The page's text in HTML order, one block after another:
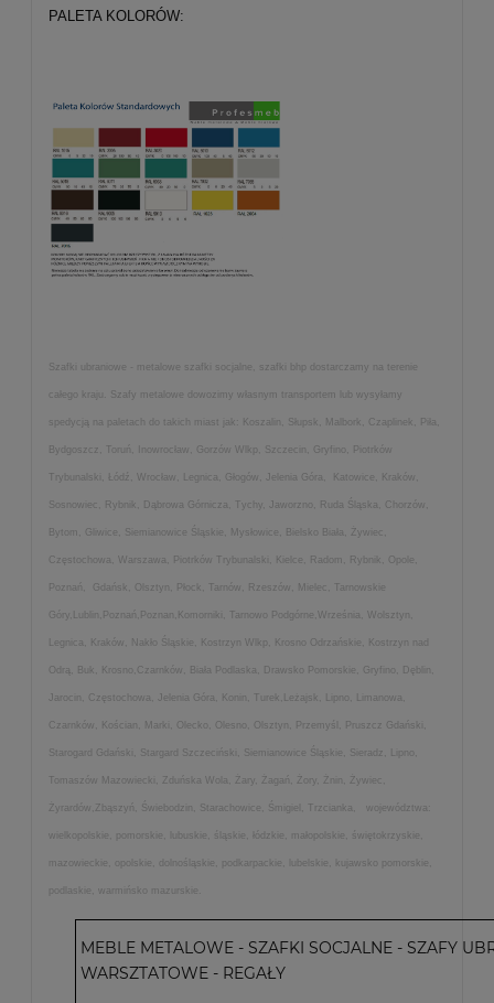
PALETA KOLORÓW:
Szafki ubraniowe - metalowe szafki socjalne, szafki bhp dostarczamy na terenie
całego kraju. Szafy metalowe dowozimy własnym transportem lub wysyłamy
spedycją na paletach do takich miast jak: Koszalin, Słupsk, Malbork, Czaplinek, Piła,
Bydgoszcz, Toruń, Inowrocław, Gorzów Wlkp, Szczecin, Gryfino, Piotrków
Trybunalski, Łódź, Wrocław, Legnica, Głogów, Jelenia Góra, Katowice, Kraków,
Sosnowiec, Rybnik, Dąbrowa Górnicza, Tychy, Jaworzno, Ruda Śląska, Chorzów,
Bytom, Gliwice, Siemianowice Śląskie, Mysłowice, Bielsko Biała, Żywiec,
Częstochowa, Warszawa, Piotrków Trybunalski, Kielce, Radom, Rybnik, Opole,
Poznań, Gdańsk, Olsztyn, Płock, Tarnów, Rzeszów, Mielec, Tarnowskie
Góry,Lublin,Poznań,Poznan,Komorniki, Tarnowo Podgórne,Września, Wolsztyn,
Legnica, Kraków, Nakło Śląskie, Kostrzyn Wlkp, Krosno Odrzańskie, Kostrzyn nad
Odrą, Buk, Krosno,Czarnków, Biała Podlaska, Drawsko Pomorskie, Gryfino, Dęblin,
Jarocin, Częstochowa, Jelenia Góra, Konin, Turek,Leżajsk, Lipno, Limanowa,
Czarnków, Kościan, Marki, Olecko, Olesno, Olsztyn, Przemyśl, Pruszcz Gdański,
Starogard Gdański, Stargard Szczeciński, Siemianowice Śląskie, Sieradz, Lipno,
Tomaszów Mazowiecki, Zduńska Wola, Żary, Żagań, Żory, Żnin, Żywiec,
Żyrardów,Zbąszyń, Świebodzin, Starachowice, Śmigiel, Trzcianka, województwa:
wielkopolskie, pomorskie, lubuskie, śląskie, łódzkie, małopolskie, świętokrzyskie,
mazowieckie, opolskie, dolnośląskie, podkarpackie, lubelskie, kujawsko pomorskie,
podlaskie, warmińsko mazurskie.
MEBLE METALOWE - SZAFKI SOCJALNE - SZAFY
WARSZTATOWE - REGAŁY